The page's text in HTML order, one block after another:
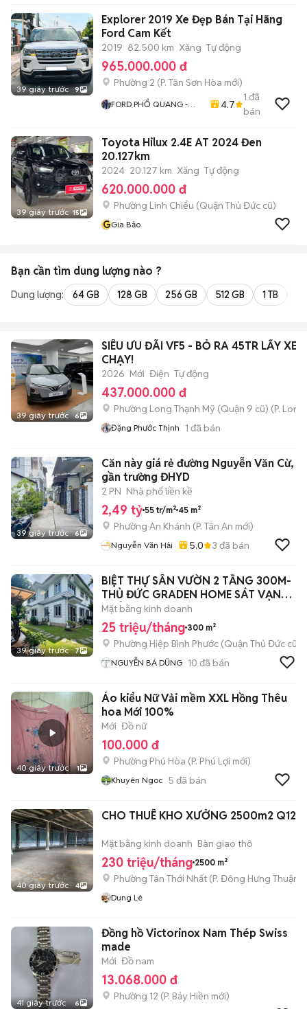
39 giây trước 9
Explorer 2019 Xe Đẹp Bán Tại Hãng
Ford Cam Kết
2019 82.500 km Xăng Tự động
965.000.000 đ
Phường 2 (P. Tân Sơn Hòa mới)
FORD PHỔ QUANG -
4.7
1 đã
bán
39 giây trước 15
Toyota Hilux 2.4E AT 2024 Đen
20.127km
2024 20.127 km Xăng Tự động
620.000.000 đ
Phường Linh Chiểu (Quận Thủ Đức cũ)
GGia Bảo
Bạn cần tìm dung lượng nào ?
Dung lượng: 64 GB 128 GB 256 GB 512 GB 1 TB
39 giây trước 6
SIÊU ƯU ĐÃI VF5 - BỎ RA 45TR LẤY XE
CHẠY!
2026 Mới Điện Tự động
437.000.000 đ
Phường Long Thạnh Mỹ (Quận 9 cũ) (P.
Đặng Phước Thịnh 1 đã bán
39 giây trước 6
Căn này giá rẻ đường Nguyễn Văn Cừ,
gần trường ĐHYD
2 PN Nhà phố liền kề
2,49 tỷ 55 tr/m² 45 m²
Phường An Khánh (P. Tân An mới)
Nguyễn Văn Hải 5.0 3 đã bán
39 giây trước 7
BIỆT THỰ SÂN VƯỜN 2 TẦNG 300M-
THỦ ĐỨC GRADEN HOME SÁT VẠN
PHÚC CITY
Mặt bằng kinh doanh
25 triệu/tháng 300 m²
Phường Hiệp Bình Phước (Quận Thủ Đức cũ)
NGUYỄN BÁ DŨNG 10 đã bán
40 giây trước 1
Áo kiểu Nữ Vải mềm XXL Hồng Thêu
hoa Mới 100%
Mới Đồ nữ
100.000 đ
Phường Phú Hòa (P. Phú Lợi mới)
Khuyên Ngoc 5 đã bán
40 giây trước 4
CHO THUÊ KHO XƯỞNG 2500m2 Q12
Mặt bằng kinh doanh Bàn giao thô
230 triệu/tháng 2500 m²
Phường Tân Thới Nhất (P. Đông Hưng Thuận
Dung Lê
41 giây trước 6
Đồng hồ Victorinox Nam Thép Swiss
made
Mới Đồ nam
13.068.000 đ
Phường 12 (P. Bảy Hiền mới)